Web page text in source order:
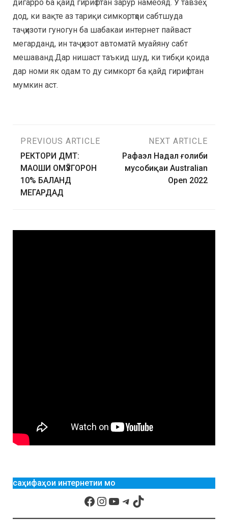
дигарро ба қайд гирифтан зарур намеояд. Ӯ тавзеҳ
дод, ки вақте аз тариқи симкортҳои сабтшуда
таҷҳизоти гуногун ба шабакаи интернет пайваст
мегарданд, ин таҷҳизот автоматӣ муайяну сабт
мешаванд.Дар нишаст таъкид шуд, ки тибқи қоида
дар номи як одам то ду симкорт ба қайд гирифтан
мумкин аст.
PREVIOUS ARTICLE
РЕКТОРИ ДМТ:
МАОШИ ОМӮЗГОРОН
10% БАЛАНД
МЕГАРДАД
NEXT ARTICLE
Рафаэл Надал ғолиби
мусобиқаи Australian
Open 2022
саҳифаҳои интернетии мо